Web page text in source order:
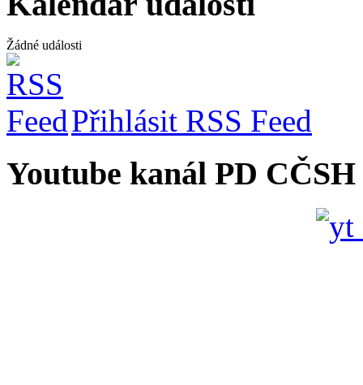
Žádné události
Přihlásit RSS Feed
Youtube kanál PD CČSH